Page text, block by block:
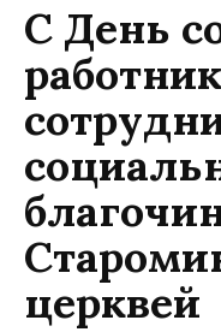
С День
церквей